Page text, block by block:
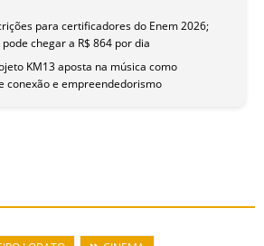
para certificadores do Enem 2026;
chegar a R$ 864 por dia
KM13 aposta na música como
conexão e empreendedorismo